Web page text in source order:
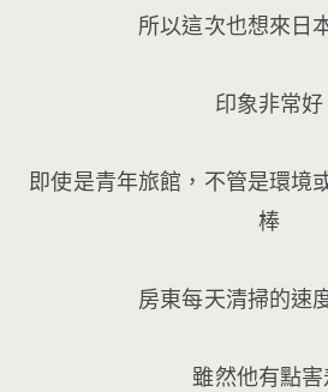
所以這次也想來日
印象非常好
即使是青年旅館，不管是環境
棒
房東每天清掃的速
雖然他有點害